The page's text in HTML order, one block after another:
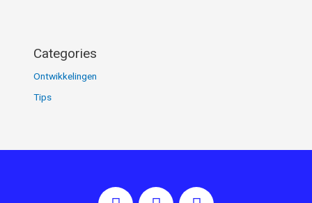
Categories
Ontwikkelingen
Tips
F
I
L